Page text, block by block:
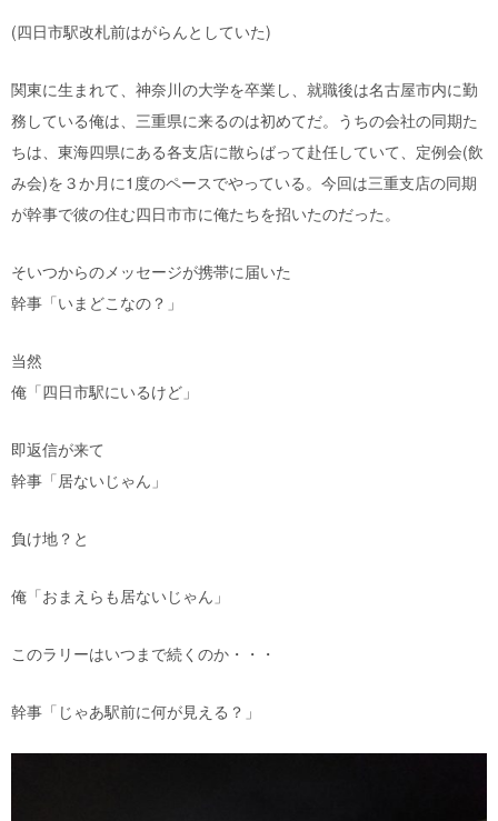
(四日市駅改札前はがらんとしていた)
関東に生まれて、神奈川の大学を卒業し、就職後は名古屋市内に勤
務している俺は、三重県に来るのは初めてだ。うちの会社の同期た
ちは、東海四県にある各支店に散らばって赴任していて、定例会(飲
み会)を３か月に1度のペースでやっている。今回は三重支店の同期
が幹事で彼の住む四日市市に俺たちを招いたのだった。
そいつからのメッセージが携帯に届いた
幹事「いまどこなの？」
当然
俺「四日市駅にいるけど」
即返信が来て
幹事「居ないじゃん」
負け地？と
俺「おまえらも居ないじゃん」
このラリーはいつまで続くのか・・・
幹事「じゃあ駅前に何が見える？」